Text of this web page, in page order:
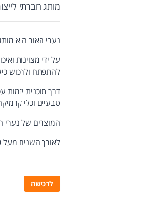
מותג חברתי
נערי האור הוא
על ידי מצוינות
להתפתח ולרכוש
דרך תוכנית יזמות
טבעיים וכלי
המוצרים של נערי
לאורך השנים מעל 2,000 בני נוער ייצרו, שיווקו ומכרו מאות אלפי נרות.
לרכישה